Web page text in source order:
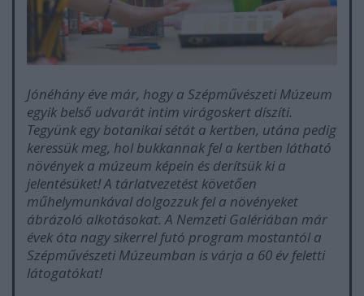
Jónéhány éve már, hogy a Szépművészeti Múzeum
egyik belső udvarát intim virágoskert díszíti.
Tegyünk egy botanikai sétát a kertben, utána pedig
keressük meg, hol bukkannak fel a kertben látható
növények a múzeum képein és derítsük ki a
jelentésüket! A tárlatvezetést követően
műhelymunkával dolgozzuk fel a növényeket
ábrázoló alkotásokat. A Nemzeti Galériában már
évek óta nagy sikerrel futó program mostantól a
Szépművészeti Múzeumban is várja a 60 év feletti
látogatókat!